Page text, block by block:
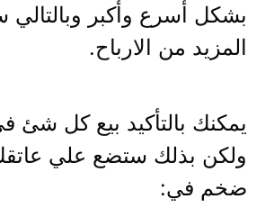
بشكل أسرع وأكبر
المزيد من الارباح.
يمكنك بالتأكيد بيع كل شئ
ولكن بذلك ستضع علي
ضخم في: